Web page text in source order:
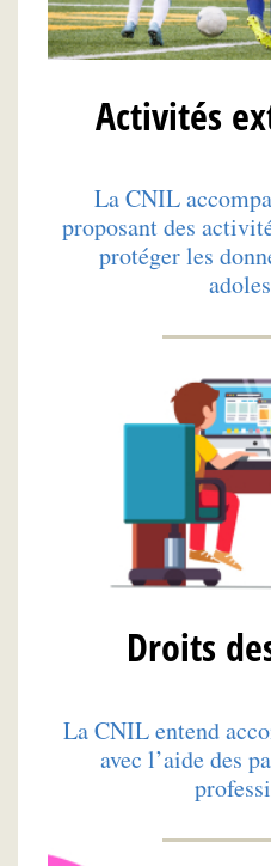
Activités
La CNIL
proposant des
protéger les
Droits
La CNIL entend
avec l’aide des